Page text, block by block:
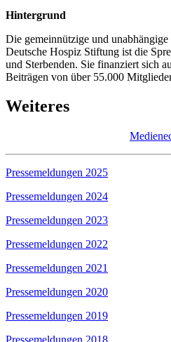
Hintergrund
Die gemeinnützige und
Deutsche Hospiz Stiftung ist die
und Sterbenden. Sie finanziert sich
Beiträgen von über 55.000
Weiteres
Pressemeldungen 2025
Pressemeldungen 2024
Pressemeldungen 2023
Pressemeldungen 2022
Pressemeldungen 2021
Pressemeldungen 2020
Pressemeldungen 2019